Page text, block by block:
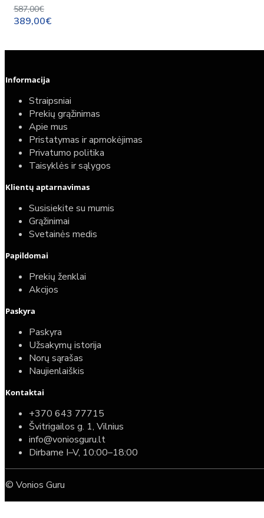
587,00€
389,00€
Informacija
Straipsniai
Prekių grąžinimas
Apie mus
Pristatymas ir apmokėjimas
Privatumo politika
Taisyklės ir sąlygos
Klientų aptarnavimas
Susisiekite su mumis
Grąžinimai
Svetainės medis
Papildomai
Prekių ženklai
Akcijos
Paskyra
Paskyra
Užsakymų istorija
Norų sąrašas
Naujienlaiškis
Kontaktai
+370 643 77715
Švitrigailos g. 1, Vilnius
info@voniosguru.lt
Dirbame I–V, 10:00–18:00
© Vonios Guru